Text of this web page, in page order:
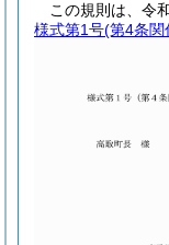
この規則は、令
様式第1号(第4条関